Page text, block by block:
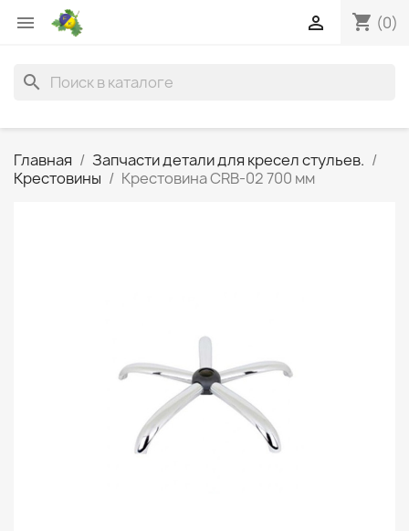
 shopping_cart (0)

search
Главная
Запчасти детали для кресел стульев.
Крестовины
Крестовина CRB-02 700 мм